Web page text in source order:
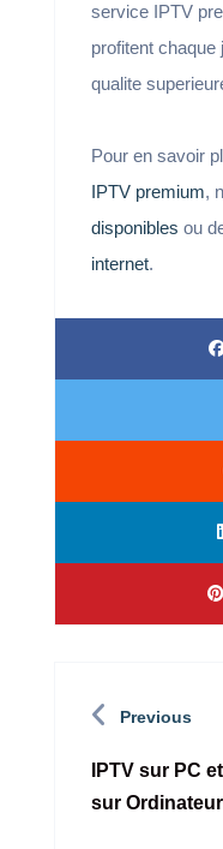
service IPTV
profitent chaque
qualite
Pour en savoir
IPTV premium,
disponibles ou
internet.
Previous
IPTV sur PC
sur Ordinateur